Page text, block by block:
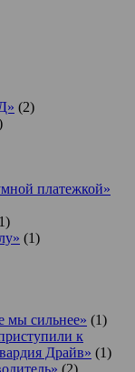
(2)
платежкой»
(1)
мы сильнее» (1)
к
Драйв» (1)
(2)